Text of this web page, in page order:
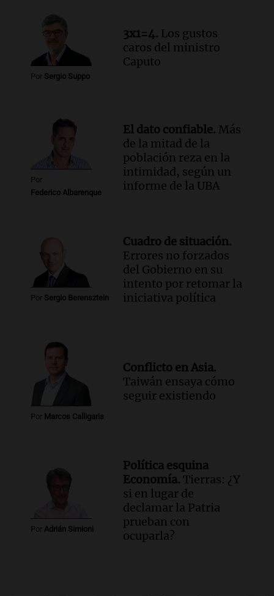
Por Sergio Suppo
3x1=4. Los gustos
caros del ministro
Caputo
Por
Federico Albarenque
El dato confiable. Más
de la mitad de la
población reza en la
intimidad, según un
informe de la UBA
Por Sergio Berensztein
Cuadro de situación.
Errores no forzados
del Gobierno en su
intento por retomar la
iniciativa política
Por Marcos Calligaris
Conflicto en Asia.
Taiwán ensaya cómo
seguir existiendo
Por Adrián Simioni
Política esquina
Economía. Tierras: ¿Y
si en lugar de
declamar la Patria
prueban con
ocuparla?